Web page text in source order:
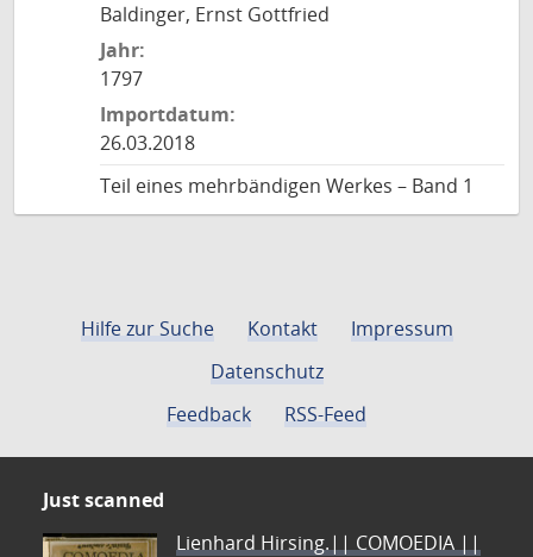
Baldinger, Ernst Gottfried
Jahr:
1797
Importdatum:
26.03.2018
Teil eines mehrbändigen Werkes – Band 1
Hilfe zur Suche Kontakt
Impressum
Datenschutz
Feedback
RSS-Feed
Just scanned
Lienhard Hirsing.|| COMOEDIA ||